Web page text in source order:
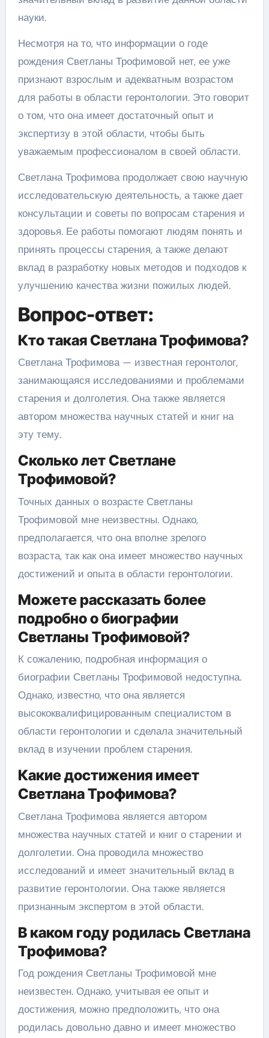
науки.
Несмотря на то, что информации о годе
рождения Светланы Трофимовой нет, ее уже
признают взрослым и адекватным возрастом
для работы в области геронтологии. Это говорит
о том, что она имеет достаточный опыт и
экспертизу в этой области, чтобы быть
уважаемым профессионалом в своей области.
Светлана Трофимова продолжает свою научную
исследовательскую деятельность, а также дает
консультации и советы по вопросам старения и
здоровья. Ее работы помогают людям понять и
принять процессы старения, а также делают
вклад в разработку новых методов и подходов к
улучшению качества жизни пожилых людей.
Вопрос-ответ:
Кто такая Светлана Трофимова?
Светлана Трофимова — известная геронтолог,
занимающаяся исследованиями и проблемами
старения и долголетия. Она также является
автором множества научных статей и книг на
эту тему.
Сколько лет Светлане
Трофимовой?
Точных данных о возрасте Светланы
Трофимовой мне неизвестны. Однако,
предполагается, что она вполне зрелого
возраста, так как она имеет множество научных
достижений и опыта в области геронтологии.
Можете рассказать более
подробно о биографии
Светланы Трофимовой?
К сожалению, подробная информация о
биографии Светланы Трофимовой недоступна.
Однако, известно, что она является
высококвалифицированным специалистом в
области геронтологии и сделала значительный
вклад в изучении проблем старения.
Какие достижения имеет
Светлана Трофимова?
Светлана Трофимова является автором
множества научных статей и книг о старении и
долголетии. Она проводила множество
исследований и имеет значительный вклад в
развитие геронтологии. Она также является
признанным экспертом в этой области.
В каком году родилась Светлана
Трофимова?
Год рождения Светланы Трофимовой мне
неизвестен. Однако, учитывая ее опыт и
достижения, можно предположить, что она
родилась довольно давно и имеет множество